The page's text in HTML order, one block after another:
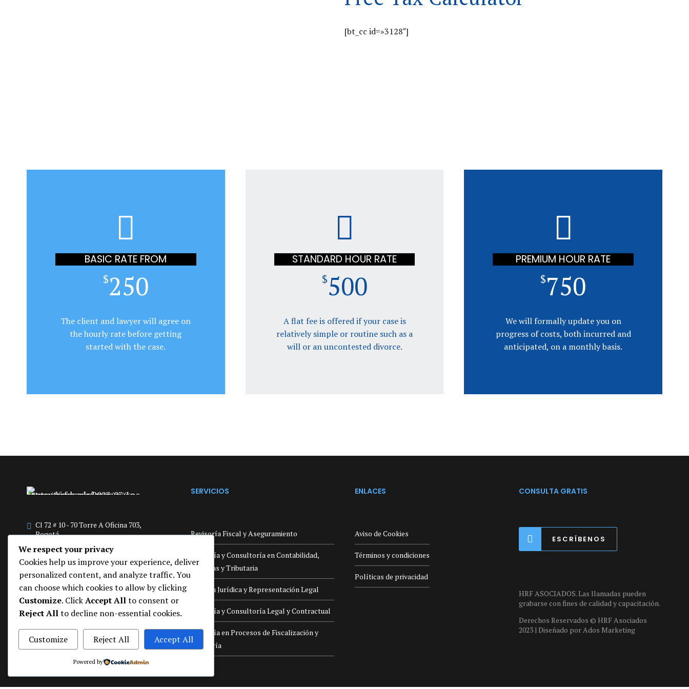
[bt_cc id=»3128″]
BASIC RATE FROM
$250
The client and lawyer will agree on
the hourly rate before getting
started with the case.
STANDARD HOUR RATE
$500
A flat fee is offered if your case is
relatively simple or routine such as a
will or an uncontested divorce.
PREMIUM HOUR RATE
$750
We will formally update you on
progress of costs, both incurred and
anticipated, on a monthly basis.
Cl 72 # 10 - 70 Torre A Oficina 703,
Bogotá
312 5666667
info@hfrasociados.com
Síguenos:
SERVICIOS
Revisoría Fiscal y Aseguramiento
Asesoría y Consultoría en Contabilidad,
Finanzas y Tributaria
Gestión Jurídica y Representación Legal
Asesoría y Consultoría Legal y Contractual
Asesoría en Procesos de Fiscalización y
Auditoría
ENLACES
Aviso de Cookies
Términos y condiciones
Políticas de privacidad
CONSULTA GRATIS
ESCRÍBENOS
HRF ASOCIADOS. Las llamadas pueden
grabarse con fines de calidad y capacitación.
Derechos Reservados © HRF Asociados
2023 | Diseñado porAdos Marketing
We respect your privacy
Cookies help us improve your experience, deliver
personalized content, and analyze traffic. You
can choose which cookies to allow by clicking
Customize. ClickAccept Allto consent or
Reject Allto decline non-essential cookies.
Customize Reject All Accept All
Powered by